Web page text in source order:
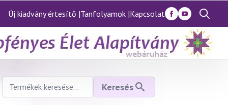
Új kiadvány értesítő |Tanfolyamok |Kapcsolat
Search
for:
Keresés
következőre:
Keresés